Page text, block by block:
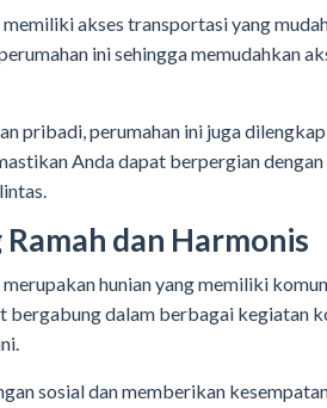
akses transportasi yang
ini sehingga memudahkan
pribadi, perumahan ini juga
Anda dapat berpergian dengan
dan Harmonis
hunian yang memiliki
bergabung dalam berbagai kegiatan
sosial dan memberikan